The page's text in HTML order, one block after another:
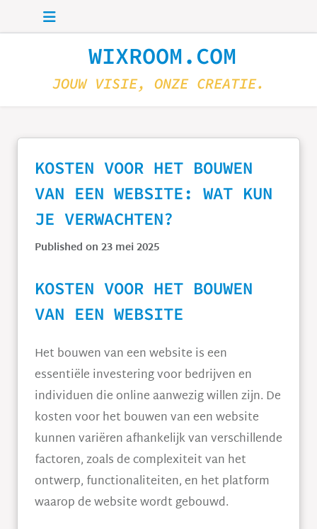
Skip to main content
WIXROOM.COM
JOUW VISIE, ONZE CREATIE.
KOSTEN VOOR HET BOUWEN
VAN EEN WEBSITE: WAT KUN
JE VERWACHTEN?
Published on 23 mei 2025
KOSTEN VOOR HET BOUWEN
VAN EEN WEBSITE
Het bouwen van een website is een
essentiële investering voor bedrijven en
individuen die online aanwezig willen zijn. De
kosten voor het bouwen van een website
kunnen variëren afhankelijk van verschillende
factoren, zoals de complexiteit van het
ontwerp, functionaliteiten, en het platform
waarop de website wordt gebouwd.